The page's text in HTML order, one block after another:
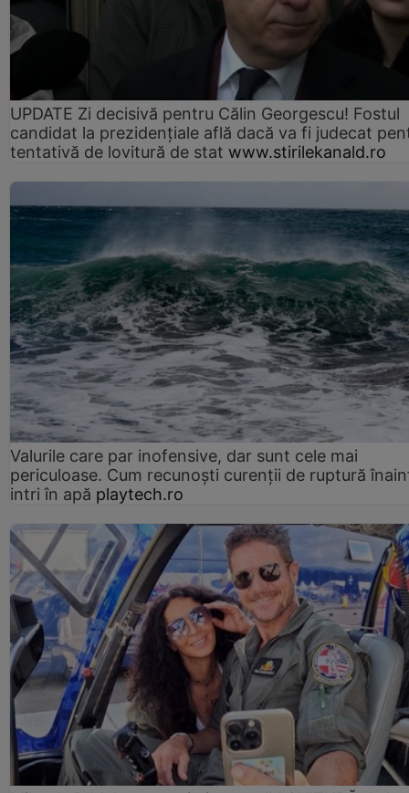
UPDATE Zi decisivă pentru Călin Georgescu! Fostul
candidat la prezidențiale află dacă va fi judecat
tentativă de lovitură de stat www.stirilekanald.ro
Valurile care par inofensive, dar sunt cele mai
periculoase. Cum recunoști curenții de ruptură
intri în apă playtech.ro